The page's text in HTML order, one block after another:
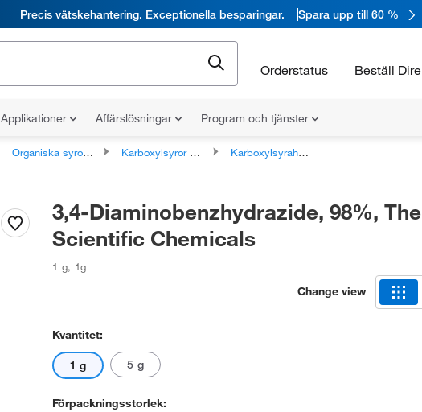
Precis vätskehantering. Exceptionella besparingar. Spara upp till 60 %
Orderstatus Beställ
Applikationer Affärslösningar Program och tjänster
Organiska syror och derivat Karboxylsyror och derivat
Karboxylsyrahydrazider
3,4-Diaminobenzhydrazide, 98%,
Scientific Chemicals
1 g, 1g
Change view
Kvantitet:
1 g 5 g
Förpackningsstorlek: